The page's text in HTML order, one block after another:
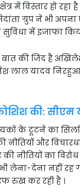
में विस्तार हो
ग्रुप ने भी
में इजाफा
की जिद है
यादव निरहुआ
की: सीएम
के टूटने का
नीतियों और
नीतियों का
लेना-देना नहीं रह
रुख कर रही है ।